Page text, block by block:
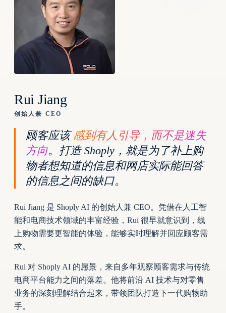
Rui Jiang
创始人兼 CEO
顾客应该 感到有人引导，而不是迷失
方向。打造 Shoply，就是为了补上购
物者想知道的信息和网店实际能回答
的信息之间的缺口。
Rui Jiang 是 Shoply AI 的创始人兼 CEO。凭借在人工智
能和电商技术领域的丰富经验，Rui 很早就意识到，线
上购物需要更智能的体验，能够实时理解并回应顾客需
求。
Rui 对 Shoply AI 的愿景，来自多年观察顾客需求与传统
电商平台能力之间的落差。他将前沿 AI 技术与对零售
业务的深刻理解结合起来，带领团队打造下一代购物助
手。